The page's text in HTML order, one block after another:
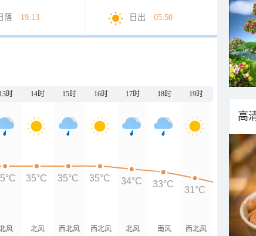
落 19:13 日出 05:50
13时 14时 15时 16时 17时 18时 19时
风 北风 西北风 西北风 北风 南风 西北风
35°C 35°C 35°C 34°C 33°C
31°C
29°C
高